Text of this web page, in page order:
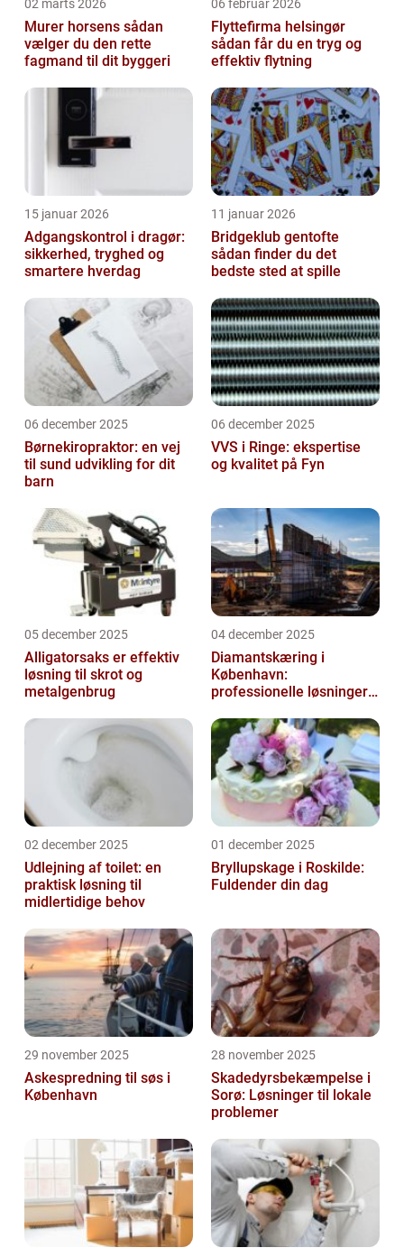
02 marts 2026
Murer horsens sådan
vælger du den rette
fagmand til dit byggeri
06 februar 2026
Flyttefirma helsingør
sådan får du en tryg og
effektiv flytning
15 januar 2026
Adgangskontrol i dragør:
sikkerhed, tryghed og
smartere hverdag
11 januar 2026
Bridgeklub gentofte
sådan finder du det
bedste sted at spille
06 december 2025
Børnekiropraktor: en vej
til sund udvikling for dit
barn
06 december 2025
VVS i Ringe: ekspertise
og kvalitet på Fyn
05 december 2025
Alligatorsaks er effektiv
løsning til skrot og
metalgenbrug
04 december 2025
Diamantskæring i
København:
professionelle løsninger
02 december 2025
Udlejning af toilet: en
praktisk løsning til
midlertidige behov
01 december 2025
Bryllupskage i Roskilde:
Fuldender din dag
29 november 2025
Askespredning til søs i
København
28 november 2025
Skadedyrsbekæmpelse i
Sorø: Løsninger til lokale
problemer